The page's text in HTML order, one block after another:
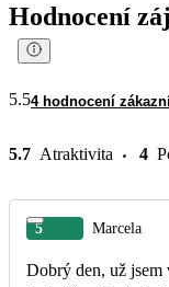
Hodnocení
5.54 hodnocení
5.7 Atraktivita 4
5 Marcela
Dobrý den, už jsem